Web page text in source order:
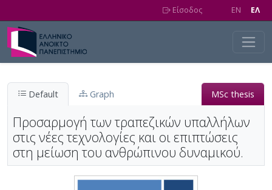
Είσοδος EN EΛ
Default Graph MSc thesis
Προσαρμογή των τραπεζικών υπαλλήλων
στις νέες τεχνολογίες και οι επιπτώσεις
στη μείωση του ανθρώπινου δυναμικού.